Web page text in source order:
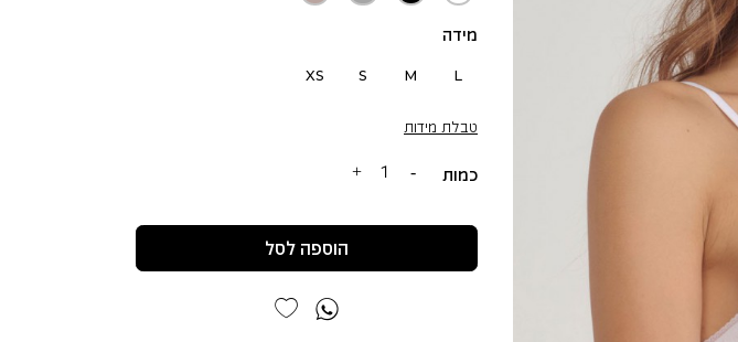
מידה
XS S M L
טבלת מידות
כמות
הוספה לסל